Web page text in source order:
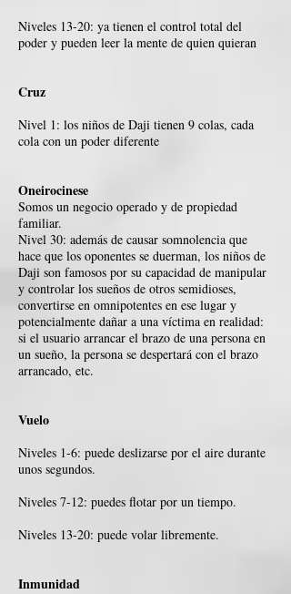
Niveles 13-20: ya tienen el control total del
poder y pueden leer la mente de quien quieran
Cruz
Nivel 1: los niños de Daji tienen 9 colas, cada
cola con un poder diferente
Oneirocinese
Somos un negocio operado y de propiedad
familiar.
Nivel 30: además de causar somnolencia que
hace que los oponentes se duerman, los niños de
Daji son famosos por su capacidad de manipular
y controlar los sueños de otros semidioses,
convertirse en omnipotentes en ese lugar y
potencialmente dañar a una víctima en realidad:
si el usuario arrancar el brazo de una persona en
un sueño, la persona se despertará con el brazo
arrancado, etc.
Vuelo
Niveles 1-6: puede deslizarse por el aire durante
unos segundos.
Niveles 7-12: puedes flotar por un tiempo.
Niveles 13-20: puede volar libremente.
Inmunidad